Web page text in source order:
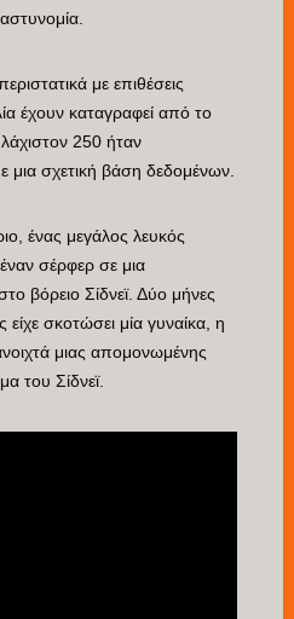
με επιθέσεις
έχουν καταγραφεί από το
250 ήταν
σχετική βάση δεδομένων.
ένας μεγάλος λευκός
σέρφερ σε μια
βόρειο Σίδνεϊ. Δύο μήνες
σκοτώσει μία γυναίκα, η
μιας απομονωμένης
του Σίδνεϊ.